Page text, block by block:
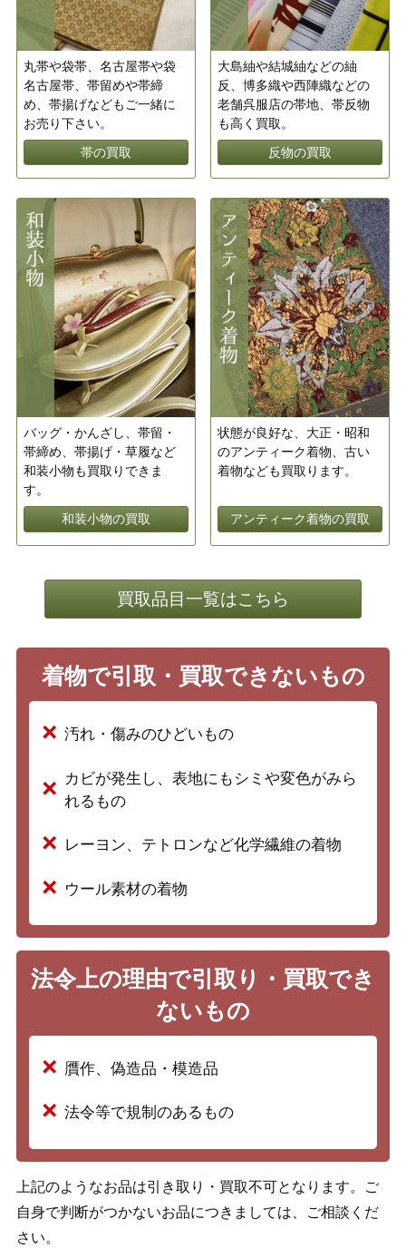
丸帯や袋帯、名古屋帯や袋
名古屋帯、帯留めや帯締
め、帯揚げなどもご一緒に
お売り下さい。
帯の買取
大島紬や結城紬などの紬
反、博多織や西陣織などの
老舗呉服店の帯地、帯反物
も高く買取。
反物の買取
バッグ・かんざし、帯留・
帯締め、帯揚げ・草履など
和装小物も買取りできま
す。
和装小物の買取
状態が良好な、大正・昭和
のアンティーク着物、古い
着物なども買取ります。
アンティーク着物の買取
買取品目一覧はこちら
着物で引取・買取できないもの
汚れ・傷みのひどいもの
カビが発生し、表地にもシミや変色がみら
れるもの
レーヨン、テトロンなど化学繊維の着物
ウール素材の着物
法令上の理由で引取り・買取でき
ないもの
贋作、偽造品・模造品
法令等で規制のあるもの
上記のようなお品は引き取り・買取不可となります。ご
自身で判断がつかないお品につきましては、ご相談くだ
さい。